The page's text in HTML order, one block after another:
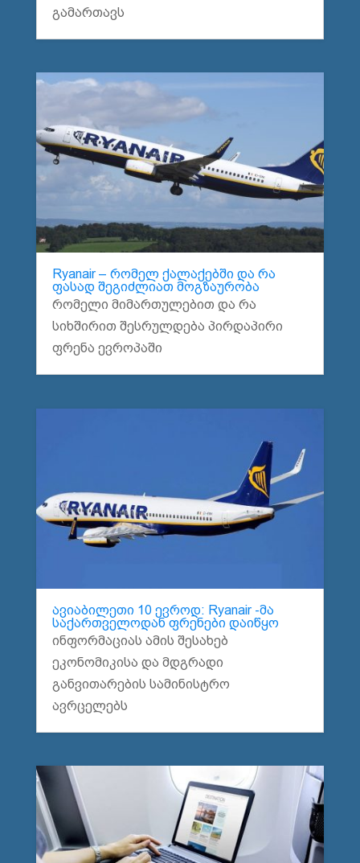
გამართავს
Ryanair – რომელ ქალაქებში და რა
ფასად შეგიძლიათ მოგზაურობა
რომელი მიმართულებით და რა
სიხშირით შესრულდება პირდაპირი
ფრენა ევროპაში
ავიაბილეთი 10 ევროდ: Ryanair -მა
საქართველოდან ფრენები დაიწყო
ინფორმაციას ამის შესახებ
ეკონომიკისა და მდგრადი
განვითარების სამინისტრო
ავრცელებს